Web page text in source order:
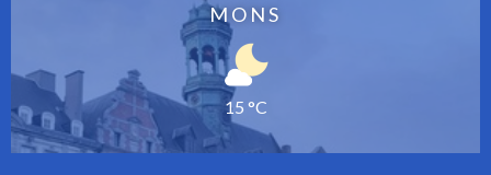
MONS
15 °C